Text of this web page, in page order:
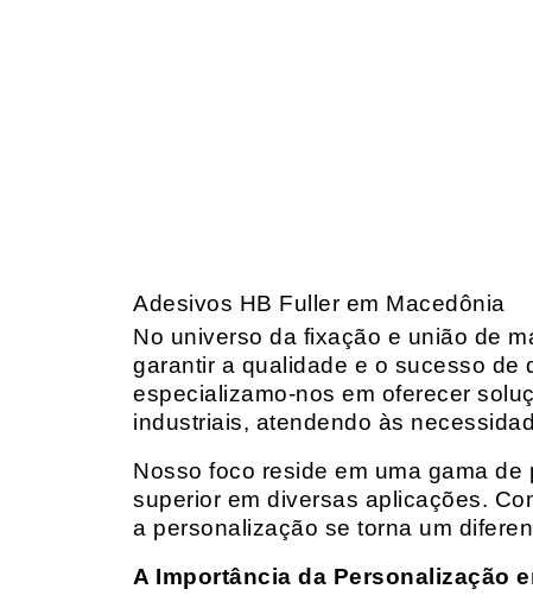
Adesivos HB Fuller em Macedônia
No universo da fixação e união de
garantir a qualidade e o sucesso de
especializamo-nos em oferecer
industriais, atendendo às
Nosso foco reside em uma gama
superior em diversas aplicações.
a personalização se torna um
A Importância da Personalização